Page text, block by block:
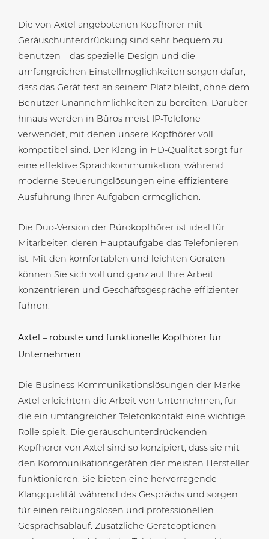
Die von Axtel angebotenen Kopfhörer mit
Geräuschunterdrückung sind sehr bequem zu
benutzen – das spezielle Design und die
umfangreichen Einstellmöglichkeiten sorgen dafür,
dass das Gerät fest an seinem Platz bleibt, ohne dem
Benutzer Unannehmlichkeiten zu bereiten. Darüber
hinaus werden in Büros meist IP-Telefone
verwendet, mit denen unsere Kopfhörer voll
kompatibel sind. Der Klang in HD-Qualität sorgt für
eine effektive Sprachkommunikation, während
moderne Steuerungslösungen eine effizientere
Ausführung Ihrer Aufgaben ermöglichen.
Die Duo-Version der Bürokopfhörer ist ideal für
Mitarbeiter, deren Hauptaufgabe das Telefonieren
ist. Mit den komfortablen und leichten Geräten
können Sie sich voll und ganz auf Ihre Arbeit
konzentrieren und Geschäftsgespräche effizienter
führen.
Axtel – robuste und funktionelle Kopfhörer für
Unternehmen
Die Business-Kommunikationslösungen der Marke
Axtel erleichtern die Arbeit von Unternehmen, für
die ein umfangreicher Telefonkontakt eine wichtige
Rolle spielt. Die geräuschunterdrückenden
Kopfhörer von Axtel sind so konzipiert, dass sie mit
den Kommunikationsgeräten der meisten Hersteller
funktionieren. Sie bieten eine hervorragende
Klangqualität während des Gesprächs und sorgen
für einen reibungslosen und professionellen
Gesprächsablauf. Zusätzliche Geräteoptionen